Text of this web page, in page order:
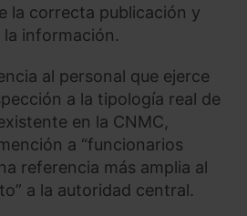
la correcta publicación y
información.
al personal que ejerce
a la tipología real de
en la CNMC,
a “funcionarios
referencia más amplia al
a la autoridad central.